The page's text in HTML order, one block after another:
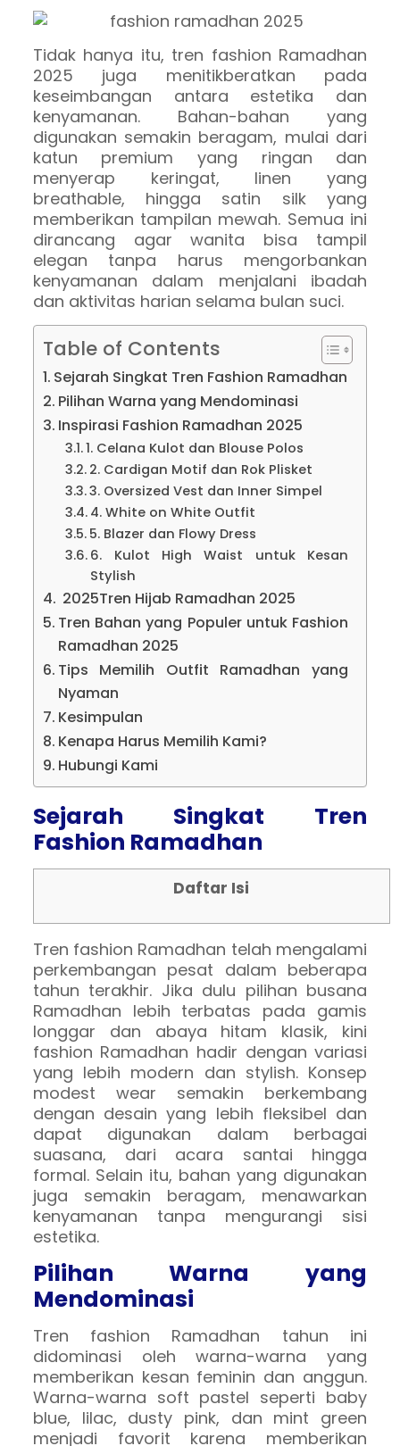
Tidak hanya itu, tren fashion Ramadhan
2025 juga menitikberatkan pada
keseimbangan antara estetika dan
kenyamanan. Bahan-bahan yang
digunakan semakin beragam, mulai dari
katun premium yang ringan dan
menyerap keringat, linen yang
breathable, hingga satin silk yang
memberikan tampilan mewah. Semua ini
dirancang agar wanita bisa tampil
elegan tanpa harus mengorbankan
kenyamanan dalam menjalani ibadah
dan aktivitas harian selama bulan suci.
Table of Contents
Sejarah Singkat Tren Fashion Ramadhan
Pilihan Warna yang Mendominasi
Inspirasi Fashion Ramadhan 2025
1. Celana Kulot dan Blouse Polos
2. Cardigan Motif dan Rok Plisket
3. Oversized Vest dan Inner Simpel
4. White on White Outfit
5. Blazer dan Flowy Dress
6. Kulot High Waist untuk Kesan
Stylish
2025Tren Hijab Ramadhan 2025
Tren Bahan yang Populer untuk Fashion
Ramadhan 2025
Tips Memilih Outfit Ramadhan yang
Nyaman
Kesimpulan
Kenapa Harus Memilih Kami?
Hubungi Kami
Sejarah Singkat Tren
Fashion Ramadhan
Daftar Isi
Tren fashion Ramadhan telah mengalami
perkembangan pesat dalam beberapa
tahun terakhir. Jika dulu pilihan busana
Ramadhan lebih terbatas pada gamis
longgar dan abaya hitam klasik, kini
fashion Ramadhan hadir dengan variasi
yang lebih modern dan stylish. Konsep
modest wear semakin berkembang
dengan desain yang lebih fleksibel dan
dapat digunakan dalam berbagai
suasana, dari acara santai hingga
formal. Selain itu, bahan yang digunakan
juga semakin beragam, menawarkan
kenyamanan tanpa mengurangi sisi
estetika.
Pilihan Warna yang
Mendominasi
Tren fashion Ramadhan tahun ini
didominasi oleh warna-warna yang
memberikan kesan feminin dan anggun.
Warna-warna soft pastel seperti baby
blue, lilac, dusty pink, dan mint green
menjadi favorit karena memberikan